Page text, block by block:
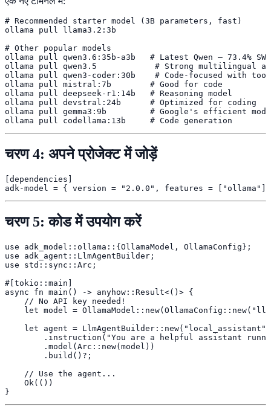
# Recommended starter model (3B parameters, fast)
ollama pull llama3.2:3b
# Other popular models
ollama pull qwen3.6:35b-a3b   # Latest Qwen — 73.4%
ollama pull qwen3.5            # Strong multilingual
ollama pull qwen3-coder:30b    # Code-focused with
ollama pull mistral:7b        # Good for code
ollama pull deepseek-r1:14b   # Reasoning model
ollama pull devstral:24b      # Optimized for coding
ollama pull gemma3:9b         # Google's efficient
ollama pull codellama:13b     # Code generation
चरण 4: अपने प्रोजेक्ट में जोड़ें
[dependencies]
adk-model = { version = "2.0.0", features = ["ollama"]
चरण 5: कोड में उपयोग करें
use adk_model::ollama::{OllamaModel, OllamaConfig};
use adk_agent::LlmAgentBuilder;
use std::sync::Arc;
#[tokio::main]
async fn main() -> anyhow::Result<()> {
    // No API key needed!
let model =
    let agent = LlmAgentBuilder::new("local_assistant")
.instruction("You are a helpful assistant
        .model(Arc::new(model))
        .build()?;
    // Use the agent...
    Ok(())
}